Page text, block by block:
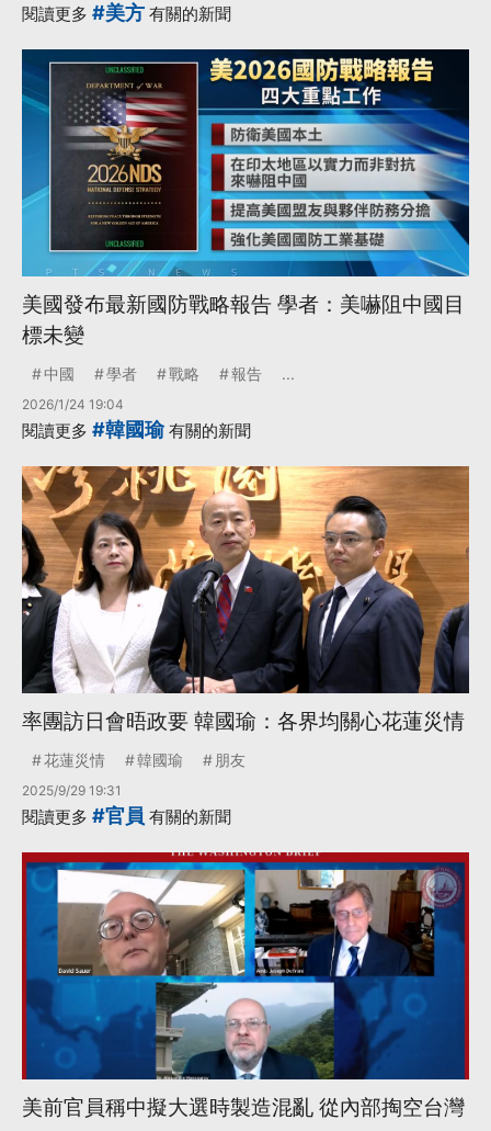
閱讀更多 #美方 有關的新聞
美國發布最新國防戰略報告 學者：美嚇阻中國目
標未變
中國 學者 戰略 報告 ...
2026/1/24 19:04
閱讀更多 #韓國瑜有關的新聞
率團訪日會晤政要 韓國瑜：各界均關心花蓮災情
花蓮災情 韓國瑜 朋友
2025/9/29 19:31
閱讀更多 #官員 有關的新聞
美前官員稱中擬大選時製造混亂 從內部掏空台灣